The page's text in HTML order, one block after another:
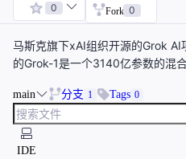
0 Fork 0
马斯克旗下xAI组织开源的Grok
的Grok-1是一个3140亿参数的混
main 分支 1 Tags 0
IDE